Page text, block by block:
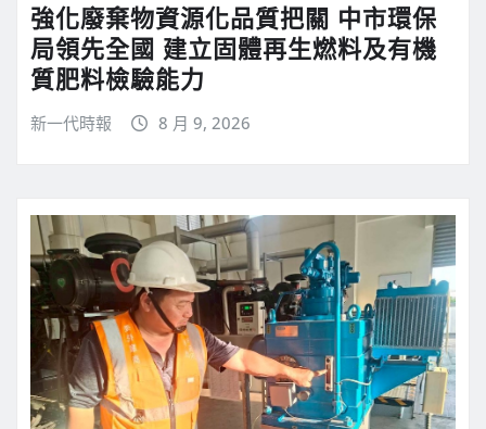
強化廢棄物資源化品質把關 中市環保
局領先全國 建立固體再生燃料及有機
質肥料檢驗能力
新一代時報 8 月 9, 2026